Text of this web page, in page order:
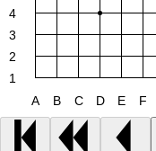
4
3
2
1
A B C D E F